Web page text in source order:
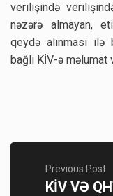
verilişində
nəzərə almayan,
qeydə alınması ilə
bağlı KİV-ə məlumat
Previous Post
KİV VƏ